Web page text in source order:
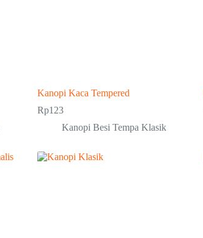
Kanopi Kaca Tempered
Rp123
Kanopi Besi Tempa Klasik